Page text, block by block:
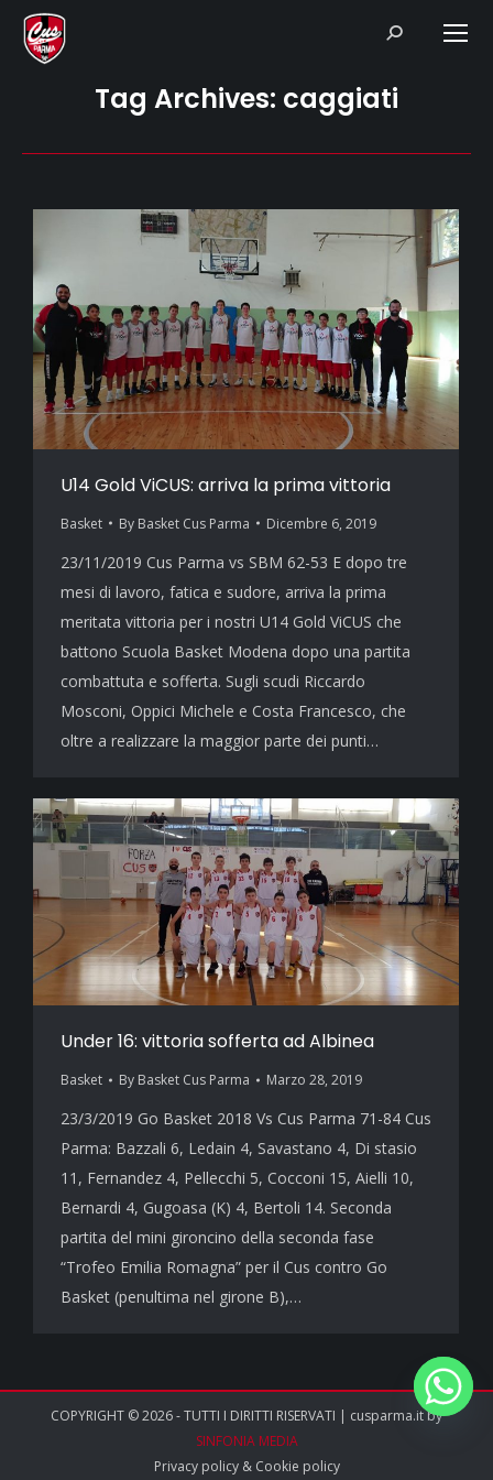
Search:
Tag Archives: caggiati
U14 Gold ViCUS: arriva la prima vittoria
Basket By Basket Cus Parma Dicembre 6, 2019
23/11/2019 Cus Parma vs SBM 62-53 E dopo tre
mesi di lavoro, fatica e sudore, arriva la prima
meritata vittoria per i nostri U14 Gold ViCUS che
battono Scuola Basket Modena dopo una partita
combattuta e sofferta. Sugli scudi Riccardo
Mosconi, Oppici Michele e Costa Francesco, che
oltre a realizzare la maggior parte dei punti…
Under 16: vittoria sofferta ad Albinea
Basket By Basket Cus Parma Marzo 28, 2019
23/3/2019 Go Basket 2018 Vs Cus Parma 71-84 Cus
Parma: Bazzali 6, Ledain 4, Savastano 4, Di stasio
11, Fernandez 4, Pellecchi 5, Cocconi 15, Aielli 10,
Bernardi 4, Gugoasa (K) 4, Bertoli 14. Seconda
partita del mini gironcino della seconda fase
“Trofeo Emilia Romagna” per il Cus contro Go
Basket (penultima nel girone B),…
COPYRIGHT © 2026 - TUTTI I DIRITTI RISERVATI | cusparma.it by
SINFONIA MEDIA
Privacy policy& Cookie policy